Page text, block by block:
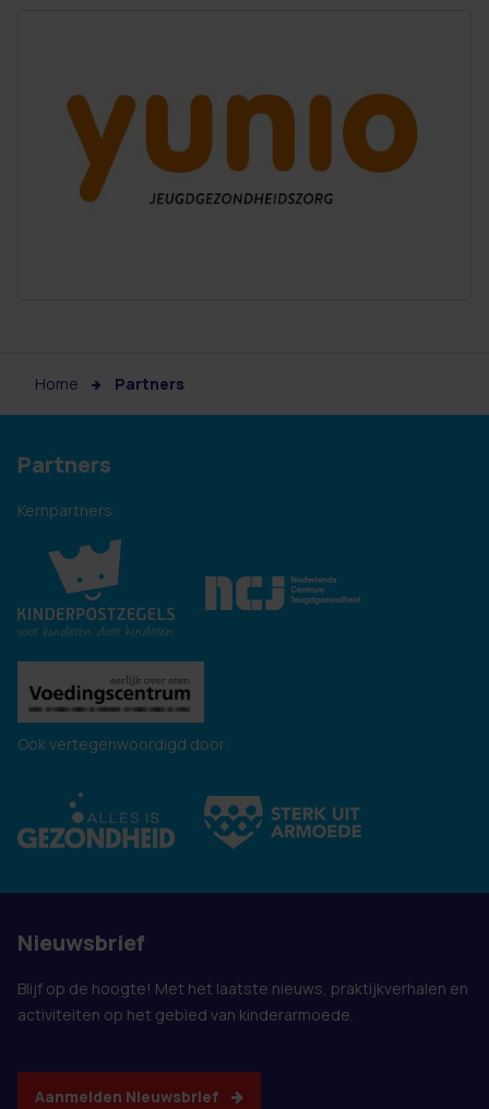
Home Partners
Partners
Kernpartners:
Ook vertegenwoordigd door:
Nieuwsbrief
Blijf op de hoogte! Met het laatste nieuws, praktijkverhalen en
activiteiten op het gebied van kinderarmoede.
Aanmelden Nieuwsbrief